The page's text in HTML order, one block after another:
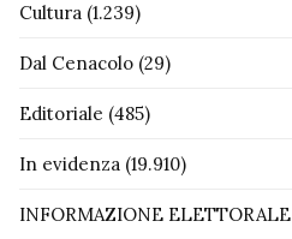
Cultura (1.239)
Dal Cenacolo (29)
Editoriale (485)
In evidenza (19.910)
INFORMAZIONE ELETTORALE